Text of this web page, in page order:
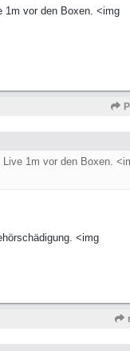
1m vor den Boxen. <img
1m vor den Boxen.
<img